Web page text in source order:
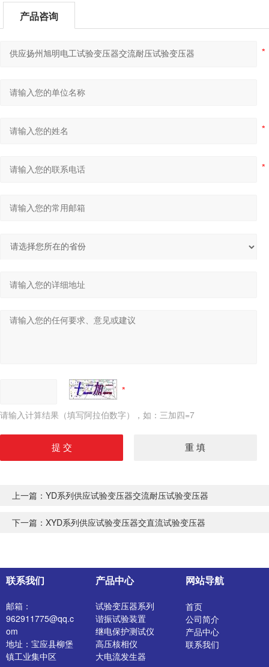
产品咨询
请输入计算结果（填写阿拉伯数字），如：三加四=7
上一篇： YD系列供应试验变压器交流耐压试验变压器
下一篇： XYD系列供应试验变压器交直流试验变压器
联系我们
邮箱：
962911775@qq.c
om
地址：宝应县柳堡
镇工业集中区
产品中心
试验变压器系列
谐振试验装置
继电保护测试仪
高压核相仪
大电流发生器
网站导航
首页
公司简介
产品中心
联系我们